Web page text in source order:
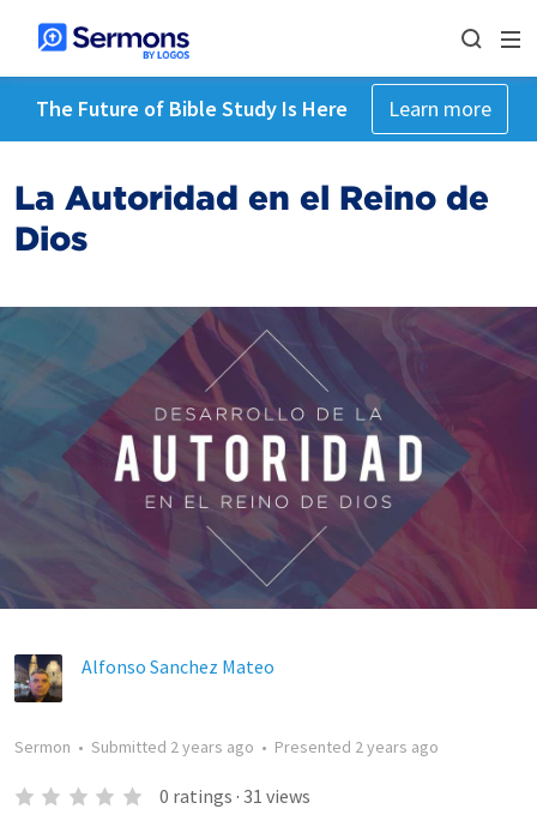
The Future of Bible Study Is Here Learn more
La Autoridad en el Reino de
Dios
Alfonso Sanchez Mateo
Sermon • Submitted 2 years ago • Presented 2 years ago
0 ratings · 31 views